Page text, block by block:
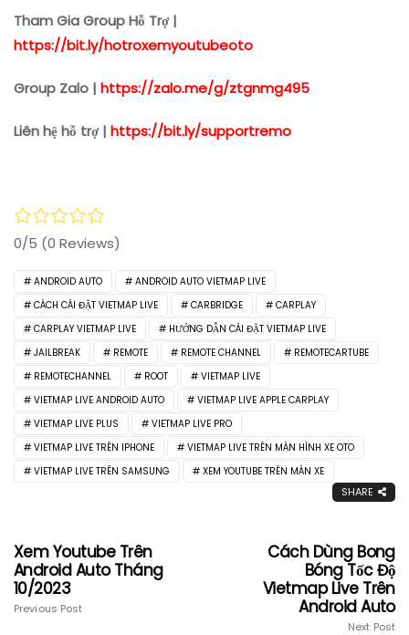
Tham Gia Group Hỗ Trợ |
https://bit.ly/hotroxemyoutubeoto
Group Zalo | https://zalo.me/g/ztgnmg495
Liên hệ hỗ trợ | https://bit.ly/supportremo
0/5 (0 Reviews)
ANDROID AUTO
ANDROID AUTO VIETMAP LIVE
CÁCH CÀI ĐẶT VIETMAP LIVE
CARBRIDGE
CARPLAY
CARPLAY VIETMAP LIVE
HƯỚNG DẪN CÀI ĐẶT VIETMAP LIVE
JAILBREAK
REMOTE REMOTE CHANNEL
REMOTECARTUBE
REMOTECHANNEL
ROOT
VIETMAP LIVE
VIETMAP LIVE ANDROID AUTO
VIETMAP LIVE APPLE CARPLAY
VIETMAP LIVE PLUS
VIETMAP LIVE PRO
VIETMAP LIVE TRÊN IPHONE
VIETMAP LIVE TRÊN MÀN HÌNH XE OTO
VIETMAP LIVE TRÊN SAMSUNG
XEM YOUTUBE TRÊN MÀN XE
SHARE
Xem Youtube Trên
Android Auto Tháng
10/2023
Previous Post
Cách Dùng Bong
Bóng Tốc Độ
Vietmap Live Trên
Android Auto
Next Post